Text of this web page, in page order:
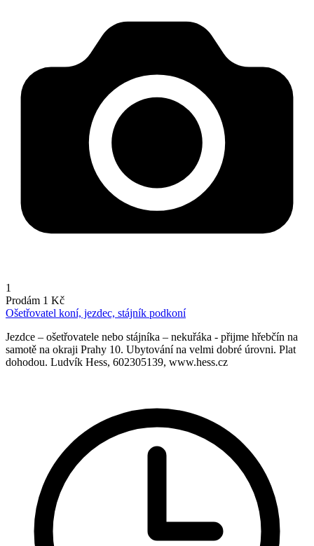
1
Prodám 1 Kč
Ošetřovatel koní, jezdec, stájník podkoní
Jezdce – ošetřovatele nebo stájníka – nekuřáka - přijme hřebčín na
samotě na okraji Prahy 10. Ubytování na velmi dobré úrovni. Plat
dohodou. Ludvík Hess, 602305139, www.hess.cz